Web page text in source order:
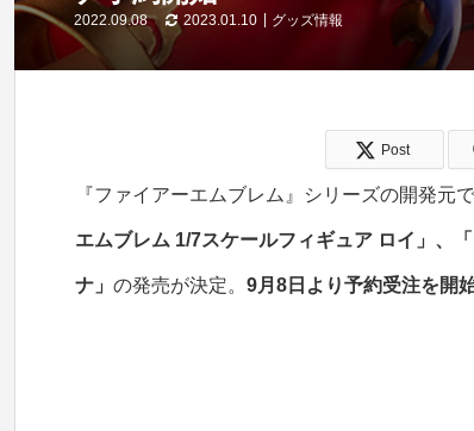
2022.09.08 2023.01.10 グッズ情報
Post
『ファイアーエムブレム』シリーズの開発元
エムブレム 1/7スケールフィギュア ロイ」、
ナ」 の発売が決定。 9月8日より予約受注を開